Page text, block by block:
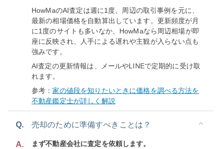
HowMaのAI査定は週に1度、周辺の取引事例を元に、
最新の相場価格を自動算出しています。更新頻度が月
に1度のサイトも多いなか、HowMaなら周辺相場が即
座に反映され、人手による遅れや主観が入らない点も
強みです。
AI査定の更新情報は、メールやLINEで定期的に受け取
れます。
参考：家の値段を知りたいときに価格を調べる方法を
不動産鑑定士が詳しく解説
Q. 売却のために準備すべきことは？
A.
まず不動産会社に査定を依頼します。